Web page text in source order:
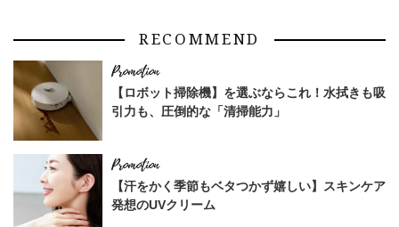
RECOMMEND
【ロボット掃除機】を選ぶならこれ！水拭きも吸
引力も、圧倒的な「清掃能力」
【汗をかく季節もベタつかず嬉しい】スキンケア
発想のUVクリーム